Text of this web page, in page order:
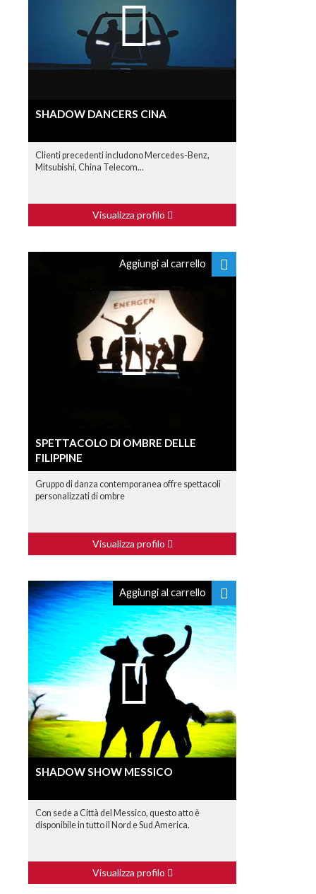
SHADOW DANCERS CINA
Clienti precedenti includono Mercedes-Benz,
Mitsubishi, China Telecom...
Visualizza profilo
Aggiungi al carrello
SPETTACOLO DI OMBRE DELLE
FILIPPINE
Gruppo di danza contemporanea offre spettacoli
personalizzati di ombre
Visualizza profilo
Aggiungi al carrello
SHADOW SHOW MESSICO
Con sede a Città del Messico, questo atto è
disponibile in tutto il Nord e Sud America.
Visualizza profilo